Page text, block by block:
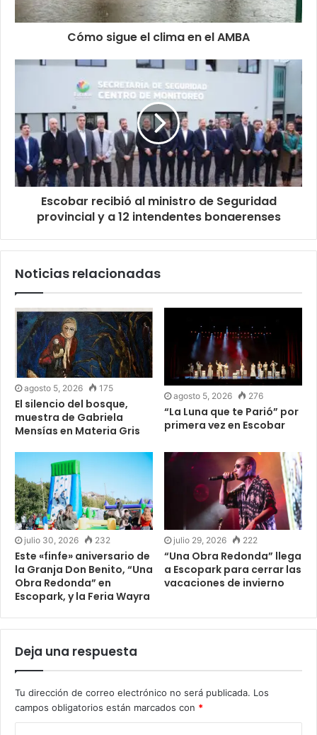
Cómo sigue el clima en el AMBA
Escobar recibió al ministro de Seguridad
provincial y a 12 intendentes bonaerenses
Noticias relacionadas
agosto 5, 2026 175
El silencio del bosque,
muestra de Gabriela
Mensías en Materia Gris
agosto 5, 2026 276
“La Luna que te Parió” por
primera vez en Escobar
julio 30, 2026 232
Este «finfe» aniversario de
la Granja Don Benito, “Una
Obra Redonda” en
Escopark, y la Feria Wayra
julio 29, 2026 222
“Una Obra Redonda” llega
a Escopark para cerrar las
vacaciones de invierno
Deja una respuesta
Tu dirección de correo electrónico no será publicada. Los
campos obligatorios están marcados con *